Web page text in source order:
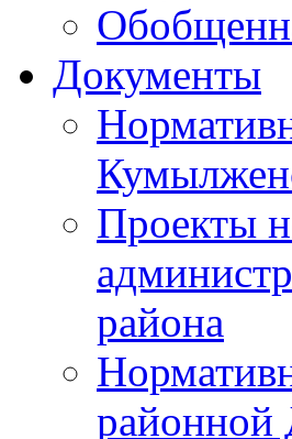
Документы
Проекты
района